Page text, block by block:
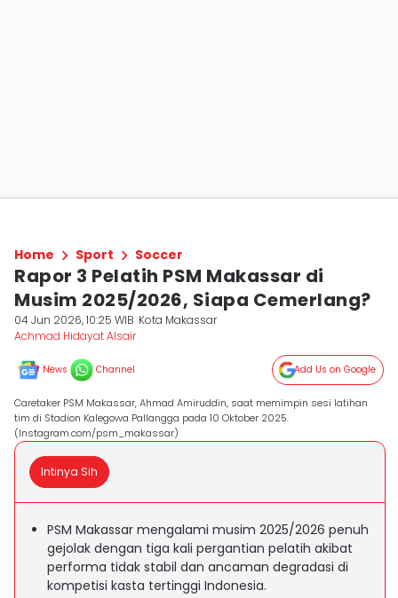
Home Sport Soccer
Rapor 3 Pelatih PSM Makassar di
Musim 2025/2026, Siapa Cemerlang?
04 Jun 2026, 10:25 WIB Kota Makassar
Achmad Hidayat Alsair
News Channel Add Us on Google
Caretaker PSM Makassar, Ahmad Amiruddin, saat memimpin sesi latihan
tim di Stadion Kalegowa Pallangga pada 10 Oktober 2025.
(Instagram.com/psm_makassar)
Intinya Sih
PSM Makassar mengalami musim 2025/2026 penuh
gejolak dengan tiga kali pergantian pelatih akibat
performa tidak stabil dan ancaman degradasi di
kompetisi kasta tertinggi Indonesia.